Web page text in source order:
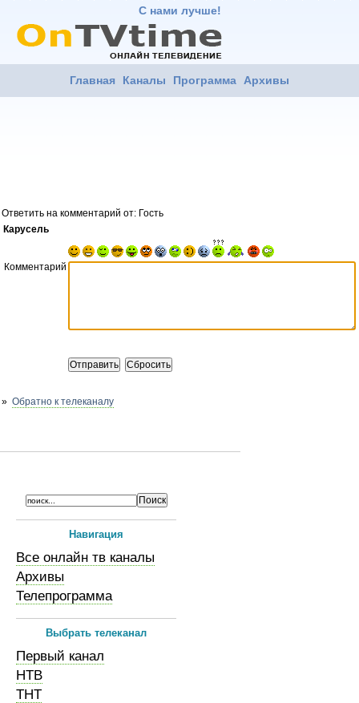
С нами лучше!
Главная Каналы Программа Архивы
Ответить на комментарий от: Гость
Карусель
Комментарий
» Обратно к телеканалу
Навигация
Все онлайн тв каналы
Архивы
Телепрограмма
Выбрать телеканал
Первый канал
НТВ
ТНТ